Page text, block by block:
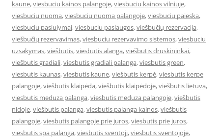
kaune,viesbuciu kainos palangoje,viesbuciu kainos vilniuje,
viesbuciu nuoma,viesbuciu nuoma palangoje,viesbuciu paieska,
viesbuciu pasiulymai,viesbuciu paslaugos,viešbučių rezervacija,
viešbučių rezervavimas,viesbuciu rezervavimo sistemos,viesbuciu
uzsakymas,viešbutis,viesbutis alanga,viešbutis druskininkai,
viešbutis gradiali,viesbutis gradiali palanga,viesbutis green,
viesbutis kaunas,viesbutis kaune,viešbutis kerpė,viesbutis kerpe
palangoje,viešbutis klaipėda,viešbutis klaipėdoje,viešbutis lietuva,
viesbutis meduza palanga,viesbutis meduza palangoje,viešbutis
nidoje,viešbutis palanga,viesbutis palanga kainos,viešbutis
palangoje,viesbutis palangoje prie juros,viesbutis prie juros,
viesbutis spa palanga,viesbutis sventoji,viesbutis sventojoje,